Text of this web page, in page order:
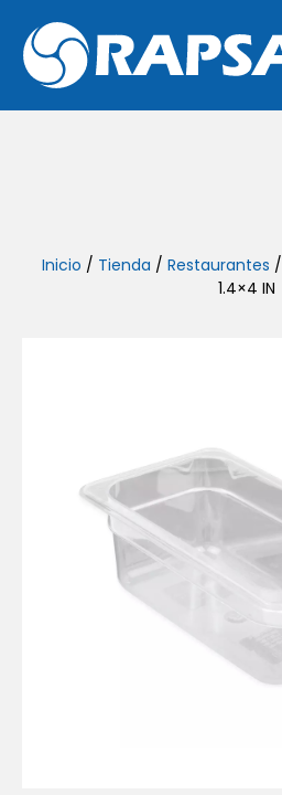
Inicio / Tienda / Restaurantes /
1.4×4 IN